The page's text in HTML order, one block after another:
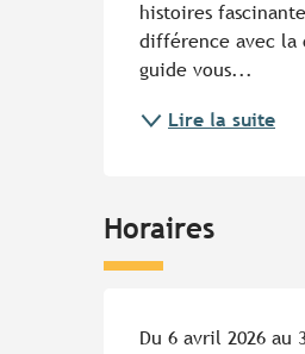
histoires
différence avec la
guide vous...
Lire la suite
Horaires
Du 6 avril 2026 au